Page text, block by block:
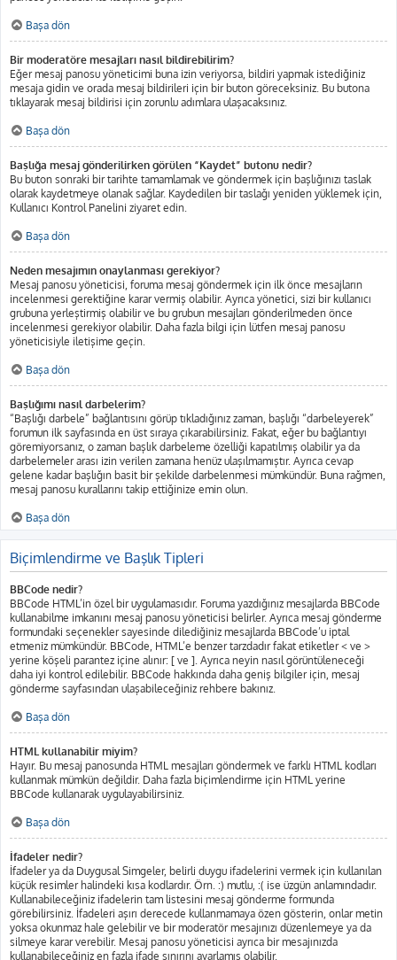
Başa dön
Bir moderatöre mesajları nasıl bildirebilirim?
Eğer mesaj panosu yöneticimi buna izin veriyorsa, bildiri yapmak istediğiniz
mesaja gidin ve orada mesaj bildirileri için bir buton göreceksiniz. Bu butona
tıklayarak mesaj bildirisi için zorunlu adımlara ulaşacaksınız.
Başa dön
Başlığa mesaj gönderilirken görülen “Kaydet” butonu nedir?
Bu buton sonraki bir tarihte tamamlamak ve göndermek için başlığınızı taslak
olarak kaydetmeye olanak sağlar. Kaydedilen bir taslağı yeniden yüklemek için,
Kullanıcı Kontrol Panelini ziyaret edin.
Başa dön
Neden mesajımın onaylanması gerekiyor?
Mesaj panosu yöneticisi, foruma mesaj göndermek için ilk önce mesajların
incelenmesi gerektiğine karar vermiş olabilir. Ayrıca yönetici, sizi bir kullanıcı
grubuna yerleştirmiş olabilir ve bu grubun mesajları gönderilmeden önce
incelenmesi gerekiyor olabilir. Daha fazla bilgi için lütfen mesaj panosu
yöneticisiyle iletişime geçin.
Başa dön
Başlığımı nasıl darbelerim?
“Başlığı darbele” bağlantısını görüp tıkladığınız zaman, başlığı “darbeleyerek”
forumun ilk sayfasında en üst sıraya çıkarabilirsiniz. Fakat, eğer bu bağlantıyı
göremiyorsanız, o zaman başlık darbeleme özelliği kapatılmış olabilir ya da
darbelemeler arası izin verilen zamana henüz ulaşılmamıştır. Ayrıca cevap
gelene kadar başlığın basit bir şekilde darbelenmesi mümkündür. Buna rağmen,
mesaj panosu kurallarını takip ettiğinize emin olun.
Başa dön
Biçimlendirme ve Başlık Tipleri
BBCode nedir?
BBCode HTML’in özel bir uygulamasıdır. Foruma yazdığınız mesajlarda BBCode
kullanabilme imkanını mesaj panosu yöneticisi belirler. Ayrıca mesaj gönderme
formundaki seçenekler sayesinde dilediğiniz mesajlarda BBCode’u iptal
etmeniz mümkündür. BBCode, HTML’e benzer tarzdadır fakat etiketler < ve >
yerine köşeli parantez içine alınır: [ ve ]. Ayrıca neyin nasıl görüntüleneceği
daha iyi kontrol edilebilir. BBCode hakkında daha geniş bilgiler için, mesaj
gönderme sayfasından ulaşabileceğiniz rehbere bakınız.
Başa dön
HTML kullanabilir miyim?
Hayır. Bu mesaj panosunda HTML mesajları göndermek ve farklı HTML kodları
kullanmak mümkün değildir. Daha fazla biçimlendirme için HTML yerine
BBCode kullanarak uygulayabilirsiniz.
Başa dön
İfadeler nedir?
İfadeler ya da Duygusal Simgeler, belirli duygu ifadelerini vermek için kullanılan
küçük resimler halindeki kısa kodlardır. Örn. :) mutlu, :( ise üzgün anlamındadır.
Kullanabileceğiniz ifadelerin tam listesini mesaj gönderme formunda
görebilirsiniz. İfadeleri aşırı derecede kullanmamaya özen gösterin, onlar metin
yoksa okunmaz hale gelebilir ve bir moderatör mesajınızı düzenlemeye ya da
silmeye karar verebilir. Mesaj panosu yöneticisi ayrıca bir mesajınızda
kullanabileceğiniz en fazla ifade sınırını ayarlamış olabilir.